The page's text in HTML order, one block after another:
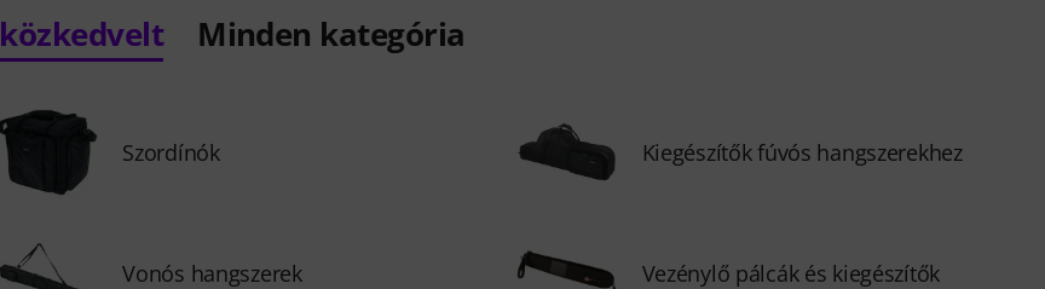
közkedvelt Minden kategória
Szordínók Kiegészítők fúvós hangszerekhez
Vonós hangszerek Vezénylő pálcák és kiegészítők